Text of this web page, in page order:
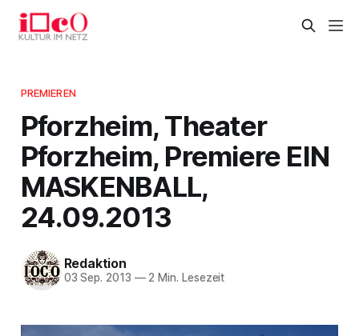
PREMIEREN
Pforzheim, Theater
Pforzheim, Premiere EIN
MASKENBALL,
24.09.2013
Redaktion
03 Sep. 2013 —2 Min. Lesezeit